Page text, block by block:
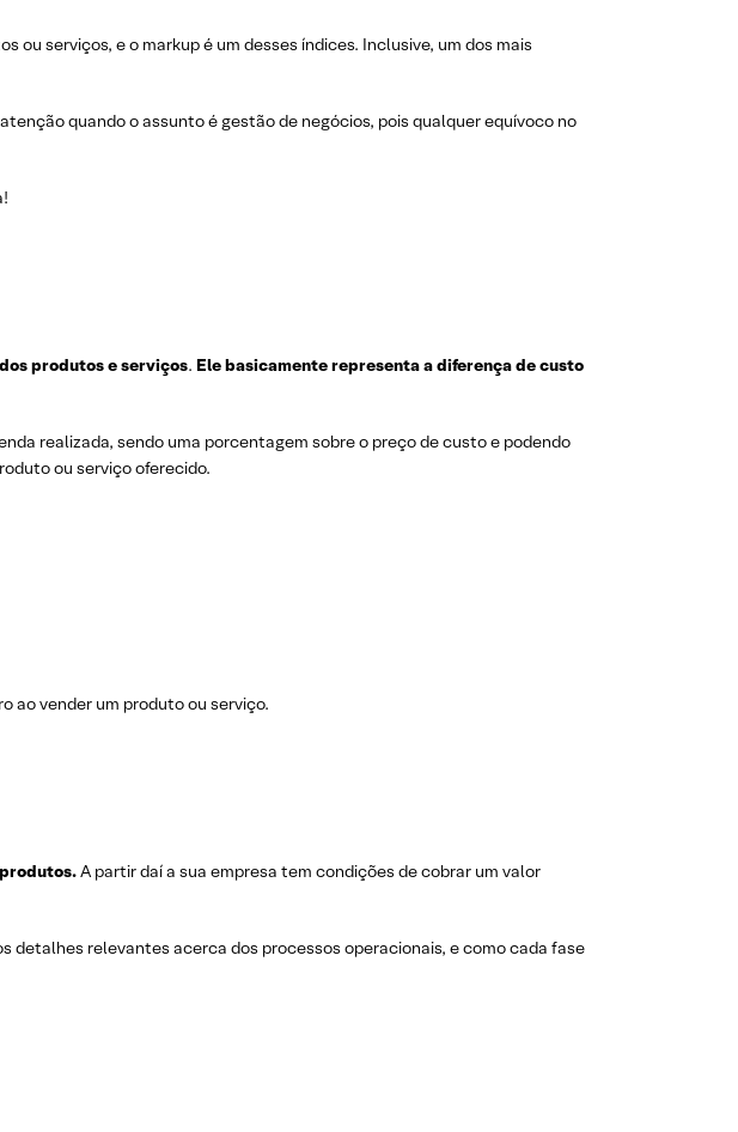
serviços, e o markup é um desses índices. Inclusive, um dos mais
quando o assunto é gestão de negócios, pois qualquer equívoco no
produtos e serviços. Ele basicamente representa a diferença de custo
realizada, sendo uma porcentagem sobre o preço de custo e podendo
ou serviço oferecido.
ao vender um produto ou serviço.
A partir daí a sua empresa tem condições de cobrar um valor
detalhes relevantes acerca dos processos operacionais, e como cada fase